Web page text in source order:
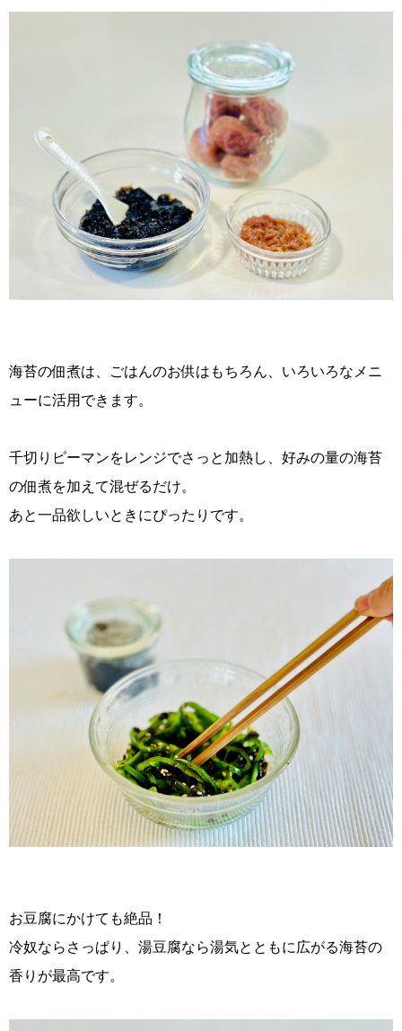
海苔の佃煮は、ごはんのお供はもちろん、いろいろなメニ
ューに活用できます。
千切りピーマンをレンジでさっと加熱し、好みの量の海苔
の佃煮を加えて混ぜるだけ。
あと一品欲しいときにぴったりです。
お豆腐にかけても絶品！
冷奴ならさっぱり、湯豆腐なら湯気とともに広がる海苔の
香りが最高です。